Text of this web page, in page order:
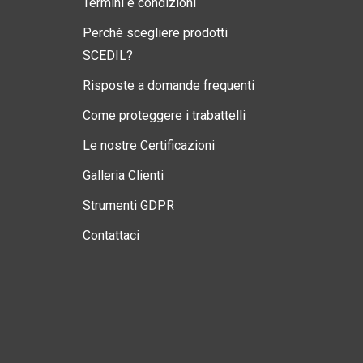
Perchè scegliere prodotti
SCEDIL?
Risposte a domande frequenti
Come proteggere i trabattelli
Le nostre Certificazioni
Galleria Clienti
Strumenti GDPR
Contattaci